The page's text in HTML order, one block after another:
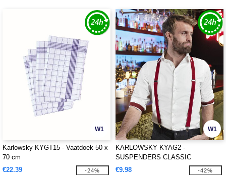
W1
Karlowsky KYGT15 - Vaatdoek 50 x
70 cm
€22.39
-24%
W1
KARLOWSKY KYAG2 -
SUSPENDERS CLASSIC
€9.98
-42%